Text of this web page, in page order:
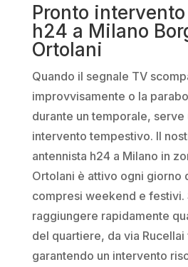
Pronto
h24 a Milano
Ortolani
Quando il segnale TV
improvvisamente o la
durante un temporale, serve
intervento tempestivo. Il
antennista h24 a Milano in
Ortolani è attivo ogni giorno
compresi weekend e festivi.
raggiungere rapidamente
del quartiere, da via
garantendo un intervento